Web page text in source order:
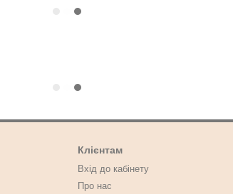
Клієнтам
Вхід до кабінету
Про нас